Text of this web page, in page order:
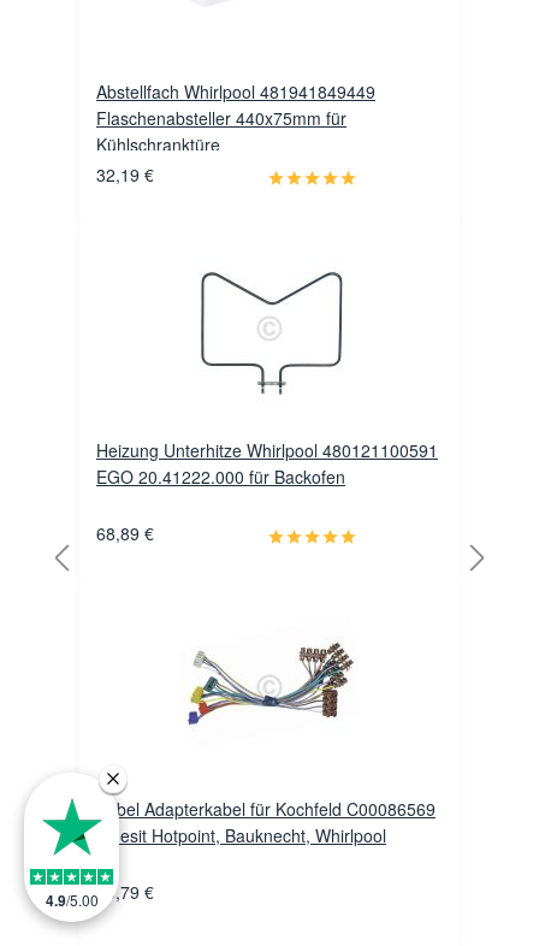
Abstellfach Whirlpool 481941849449
Flaschenabsteller 440x75mm für
Kühlschranktüre
32,19 €
Heizung Unterhitze Whirlpool 480121100591
EGO 20.41222.000 für Backofen
68,89 €
Kabel Adapterkabel für Kochfeld C00086569
Indesit Hotpoint, Bauknecht, Whirlpool
40,79 €
4.9/5.00